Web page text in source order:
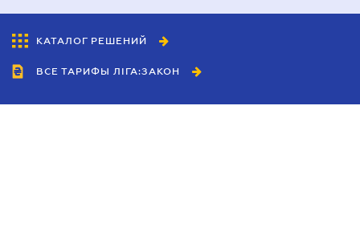
КАТАЛОГ РЕШЕНИЙ
ВСЕ ТАРИФЫ ЛІГА:ЗАКОН